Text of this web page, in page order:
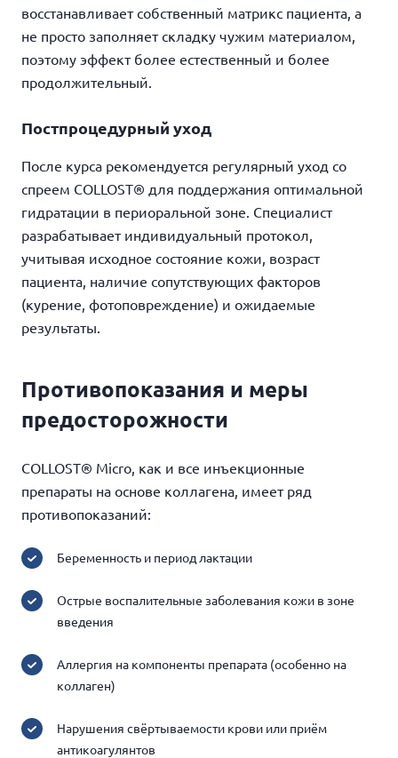
восстанавливает собственный матрикс пациента, а
не просто заполняет складку чужим материалом,
поэтому эффект более естественный и более
продолжительный.
Постпроцедурный уход
После курса рекомендуется регулярный уход со
спреем COLLOST® для поддержания оптимальной
гидратации в периоральной зоне. Специалист
разрабатывает индивидуальный протокол,
учитывая исходное состояние кожи, возраст
пациента, наличие сопутствующих факторов
(курение, фотоповреждение) и ожидаемые
результаты.
Противопоказания и меры
предосторожности
COLLOST® Micro, как и все инъекционные
препараты на основе коллагена, имеет ряд
противопоказаний:
Беременность и период лактации
Острые воспалительные заболевания кожи в зоне
введения
Аллергия на компоненты препарата (особенно на
коллаген)
Нарушения свёртываемости крови или приём
антикоагулянтов